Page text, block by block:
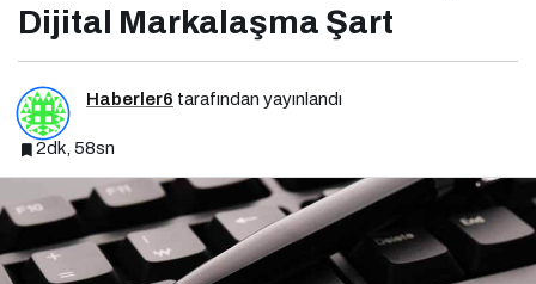
Dijital Markalaşma Şart
Haberler6 tarafından yayınlandı
2dk, 58sn